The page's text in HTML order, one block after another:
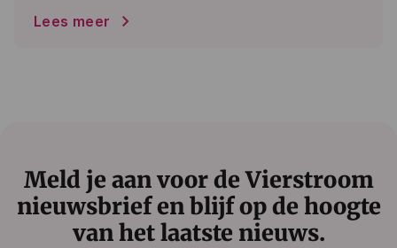
Lees meer
Meld je aan voor de Vierstroom
nieuwsbrief en blijf op de hoogte
van het laatste nieuws.